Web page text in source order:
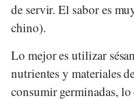
de servir. El sabor es
chino).
Lo mejor es utilizar
nutrientes y materiales
consumir germinadas,